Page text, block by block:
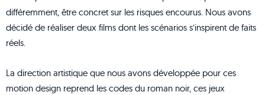
différemment, être concret sur les risques encourus. Nous avons
décidé de réaliser deux films dont les scénarios s’inspirent de faits
réels.
La direction artistique que nous avons développée pour ces
motion design reprend les codes du roman noir, ces jeux